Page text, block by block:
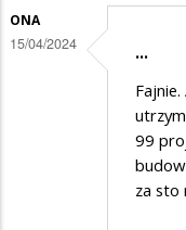
ONA
15/04/2024 ...
99
za sto